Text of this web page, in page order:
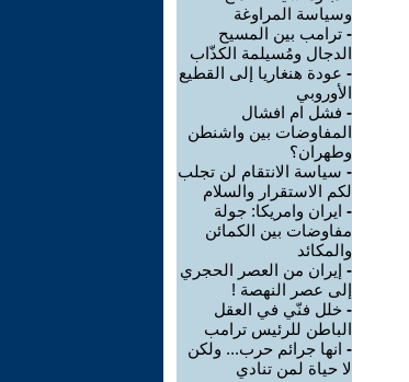
وسياسة المراوغة
- ترامب بين المسيح
الدجال ومُسيلمة الكذّاب
- عودة هنغاريا إلى القطيع
الأوروبي
- فشل ام افشال
المفاوضات بين واشنطن
وطهران؟
- سياسة الانتقام لن تجلب
لكم الاستقرار والسلام
- ايران وامريكا: جولة
مفاوضات بين الكمائن
والمكائد
- إيران من العصر الحجري
إلى عصر النهصة !
- خلل فنّي في العقل
الباطن للرئيس ترامب
- انها جرائم حرب... ولكن
لا حياة لمن تنادي